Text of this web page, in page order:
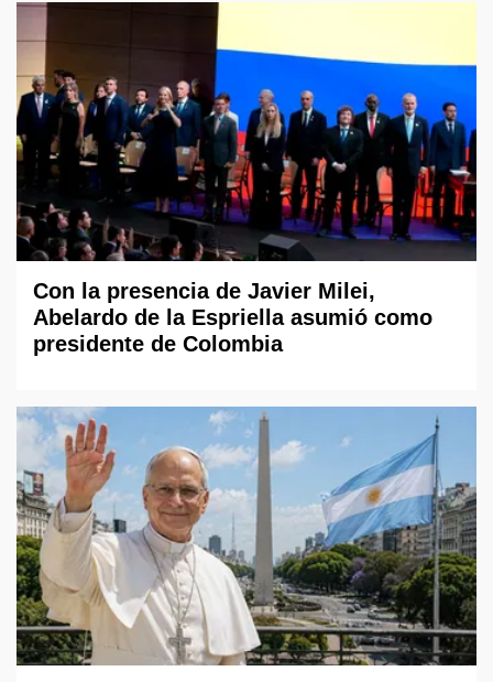
Con la presencia de Javier Milei,
Abelardo de la Espriella asumió como
presidente de Colombia